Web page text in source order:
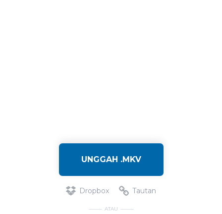
UNGGAH .MKV
Dropbox Tautan
ATAU